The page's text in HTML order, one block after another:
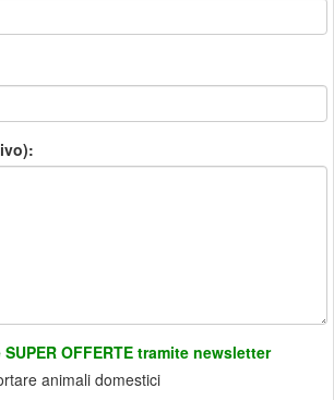
OFFERTE tramite newsletter
animali domestici